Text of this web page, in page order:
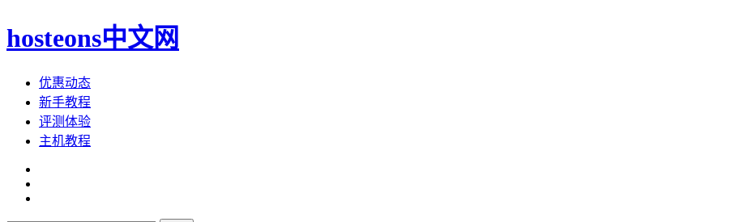
hosteons中文网
优惠动态
新手教程
评测体验
主机教程